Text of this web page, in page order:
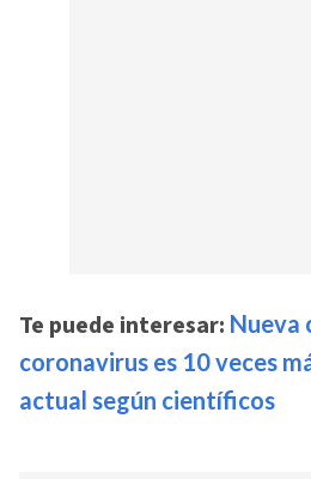
Te puede interesar: Nueva
coronavirus es 10 veces
actual según científicos